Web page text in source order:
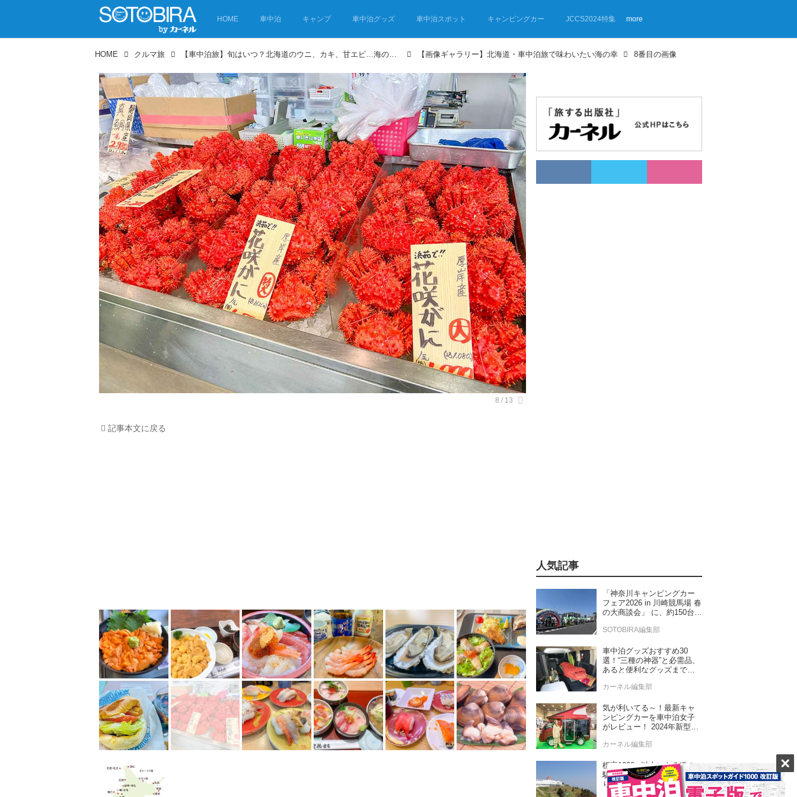
HOME 車中泊 キャンプ 車中泊グッズ 車中泊スポット キャンピングカー JCCS2024特集 more
HOME クルマ旅 【車中泊旅】旬はいつ？北海道のウニ、カキ、甘エビ…海の幸＆独断と偏見で選ぶ、隠れた寿司の名店３選も！ 【画像ギャラリー】北海道・車中泊旅で味わいたい海の幸 8番目の画像
記事本文に戻る
人気記事
「神奈川キャンピングカー
フェア2026 in 川崎競馬場 春
の大商談会」 に、約150台の
SOTOBIRA編集部
車中泊グッズおすすめ30
選！“三種の神器”と必需品、
あると便利なグッズまで車
カーネル編集部
気が利いてる～！最新キャ
ンピングカーを車中泊女子
がレビュー！ 2024年新型モ
カーネル編集部
標高1000m以上にある道の
駅！ 夏の車中泊旅で立ち寄
りたい！